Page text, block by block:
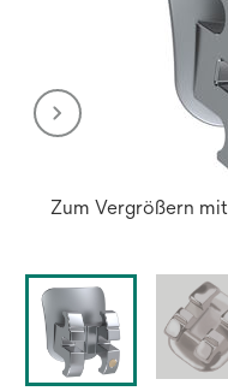
Zum Vergrößern